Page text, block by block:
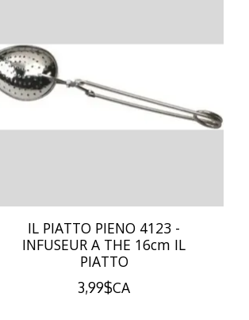
IL PIATTO PIENO 4123 -
INFUSEUR A THE 16cm IL
PIATTO
3,99$CA